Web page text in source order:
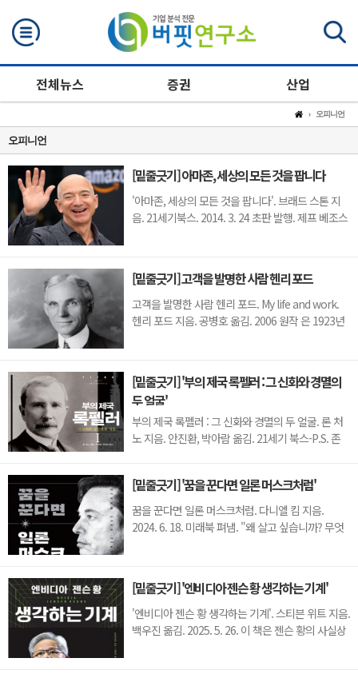
전체뉴스 증권 산업
오피니언
오피니언
[밑줄긋기] 아마존, 세상의 모든 것을 팝니다
'아마존, 세상의 모든 것을 팝니다'. 브래드 스톤 지
음. 21세기북스. 2014. 3. 24 초판 발행. 제프 베조스
Origin 창업자. The Washington Post 소유주
(2013년 인수) ◆ 베조스의 '너털웃음' 뒤에는 '섬뜩
함'이 있...
[밑줄긋기] 고객을 발명한 사람 헨리 포드
고객을 발명한 사람 헨리 포드. My life and work.
헨리 포드 지음. 공병호 옮김. 2006 원작 은 1923년
기업인이다. 그는 컨베이어벨트 시스템과 분업화, 시
간동작을 받아들여 자동차를 대량 생산했다. 이를 위
해 노동자를 대량 고...
[밑줄긋기] '부의 제국 록펠러 : 그 신화와 경멸의
두 얼굴'
부의 제국 록펠러 : 그 신화와 경멸의 두 얼굴. 론 처
노 지음. 안진환, 박아람 옮김. 21세기 북스-P.S. 존
다 더 많은 재산을 가진 부호는 존재하지 않는다. 그
가 1937년 사망 당시 보유한 재산은 약 14억 달러이
며 이는 당시 미국 GDP의 약 1.5~22%(4...
[밑줄긋기] '꿈을 꾼다면 일론 머스크처럼'
꿈을 꾼다면 일론 머스크처럼. 다니엘 킴 지음.
2024. 6. 18. 미래북 펴냄. "왜 살고 싶습니까? 무엇
쟁'이다. 그는 불가능을 현실로 바꿔 놓는 재주가 있
었다. -일론은 하루를 1달러로 살...
[밑줄긋기] '엔비디아 젠슨 황 생각하는 기계'
'엔비디아 젠슨 황 생각하는 기계'. 스티븐 위트 지음.
백우진 옮김. 2025. 5. 26. 이 책은 젠슨 황의 사실상
검색